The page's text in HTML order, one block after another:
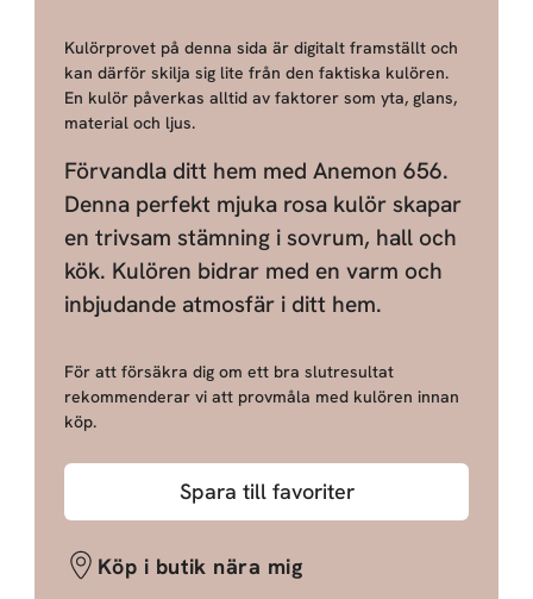
Kulörprovet på denna sida är digitalt framställt och
kan därför skilja sig lite från den faktiska kulören.
En kulör påverkas alltid av faktorer som yta, glans,
material och ljus.
Förvandla ditt hem med Anemon 656.
Denna perfekt mjuka rosa kulör skapar
en trivsam stämning i sovrum, hall och
kök. Kulören bidrar med en varm och
inbjudande atmosfär i ditt hem.
För att försäkra dig om ett bra slutresultat
rekommenderar vi att provmåla med kulören innan
köp.
Spara till favoriter
Köp i butik nära mig